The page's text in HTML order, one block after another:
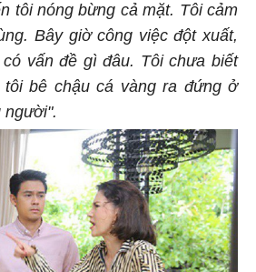
tôi nóng bừng cả mặt. Tôi cảm
Bây giờ công việc đột xuất,
vấn đề gì đâu. Tôi chưa biết
tôi bê chậu cá vàng ra đứng ở